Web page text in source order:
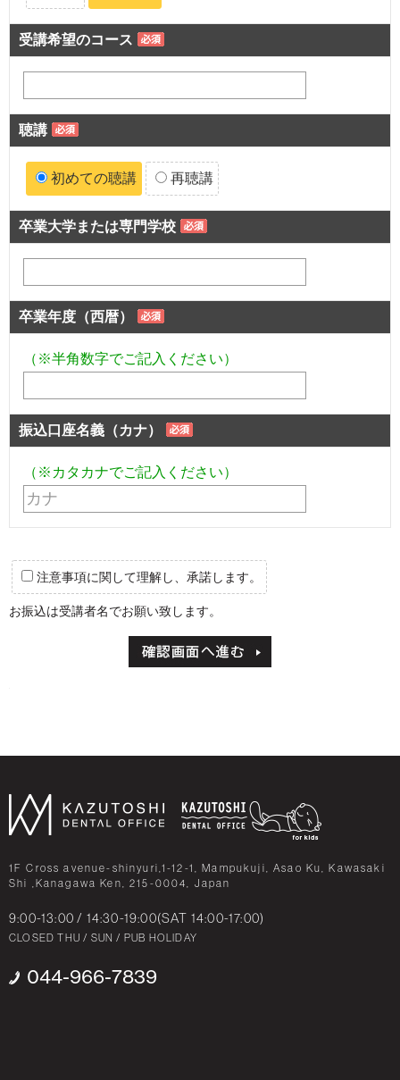
受講希望のコース
聴講
初めての聴講 再聴講
卒業大学または専門学校
卒業年度（西暦）
（※半角数字でご記入ください）
振込口座名義（カナ）
（※カタカナでご記入ください）
注意事項に関して理解し、承諾します。
お振込は受講者名でお願い致します。
1F Cross avenue-shinyuri,1-12-1, Mampukuji, Asao Ku, Kawasaki
Shi ,Kanagawa Ken, 215-0004, Japan
9:00-13:00 / 14:30-19:00(SAT 14:00-17:00)
CLOSED THU / SUN / PUB HOLIDAY
044-966-7839